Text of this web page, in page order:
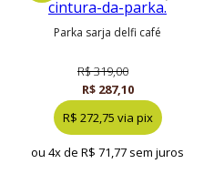
parka sarja delfi café
R$ 319,00
R$ 287,10
R$ 272,75 via pix
ou 4x de R$ 71,77 sem juros